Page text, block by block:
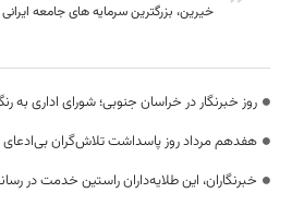
خیرین، بزرگترین سرمایه های جامعه
روز خبرنگار در خراسان جنوبی؛ شورای اداری به
هفدهم مرداد روز پاسداشت تلاش‌گران
خبرنگاران، این طلایه‌داران راستین خدمت در